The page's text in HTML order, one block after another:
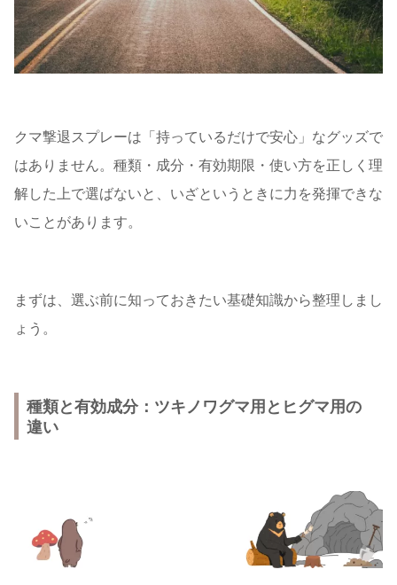
クマ撃退スプレーは「持っているだけで安心」なグッズで
はありません。種類・成分・有効期限・使い方を正しく理
解した上で選ばないと、いざというときに力を発揮できな
いことがあります。
まずは、選ぶ前に知っておきたい基礎知識から整理しまし
ょう。
種類と有効成分：ツキノワグマ用とヒグマ用の
違い